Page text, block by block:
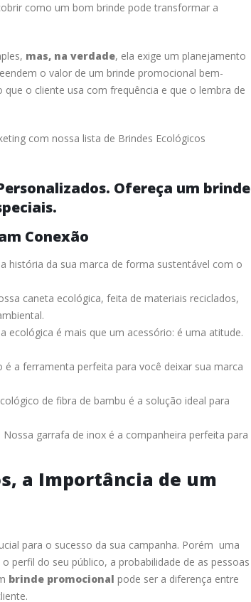
como um bom brinde pode transformar a
mas, na verdade, ela exige um planejamento
o valor de um brinde promocional bem-
o cliente usa com frequência e que o lembra de
com nossa lista de Brindes Ecológicos
Ofereça um brinde
Conexão
história da sua marca de forma sustentável com o
caneta ecológica, feita de materiais reciclados,
ecológica é mais que um acessório: é uma atitude.
é a ferramenta perfeita para você deixar sua marca
de fibra de bambu é a solução ideal para
garrafa de inox é a companheira perfeita para
a Importância de um
para o sucesso da sua campanha. Porém uma
perfil do seu público, a probabilidade de as pessoas
brinde promocional pode ser a diferença entre